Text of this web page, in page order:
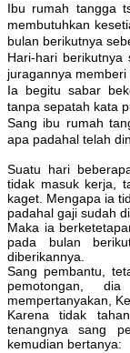
Ibu rumah tangga
membutuhkan
bulan berikutnya
Hari-hari berikutnya
juragannya
Ia begitu sabar
tanpa sepatah kata
Sang ibu rumah
apa padahal telah
Suatu hari
tidak masuk kerja,
kaget. Mengapa ia
padahal gaji sudah
Maka ia
pada bulan
diberikannya.
Sang pembantu,
pemotongan,
mempertanyakan,
Karena tidak
tenangnya sang
kemudian bertanya: